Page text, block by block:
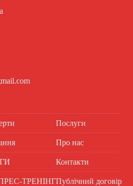
ТРЕНІНГ
Послуги
Про нас
Контакти
Публічний договір